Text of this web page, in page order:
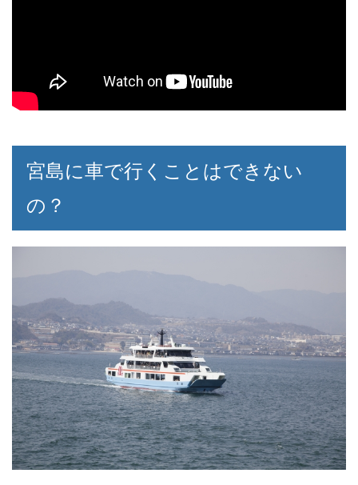
宮島に車で行くことはできない
の？